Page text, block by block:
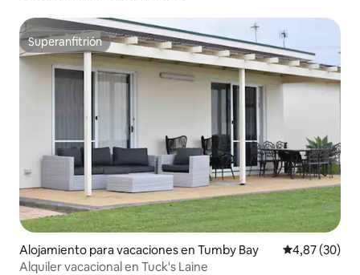
Superanfitrión
Superanfitrión
Alojamiento para vacaciones en Tumby Bay Calificación
4,87 (30)
Alquiler vacacional en Tuck's Laine